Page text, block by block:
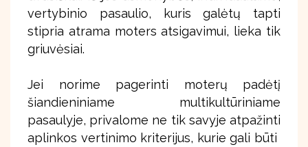
vertybinio pasaulio, kuris galėtų tapti
stipria atrama moters atsigavimui, lieka tik
griuvėsiai.
Jei norime pagerinti moterų padėtį
šiandieniniame multikultūriniame
pasaulyje, privalome ne tik savyje atpažinti
aplinkos vertinimo kriterijus, kurie gali būti